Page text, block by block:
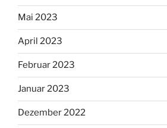
Mai 2023
April 2023
Februar 2023
Januar 2023
Dezember 2022